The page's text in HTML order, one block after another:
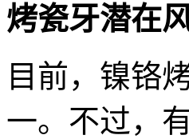
烤瓷牙潜在
目前，镍铬
一。不过，